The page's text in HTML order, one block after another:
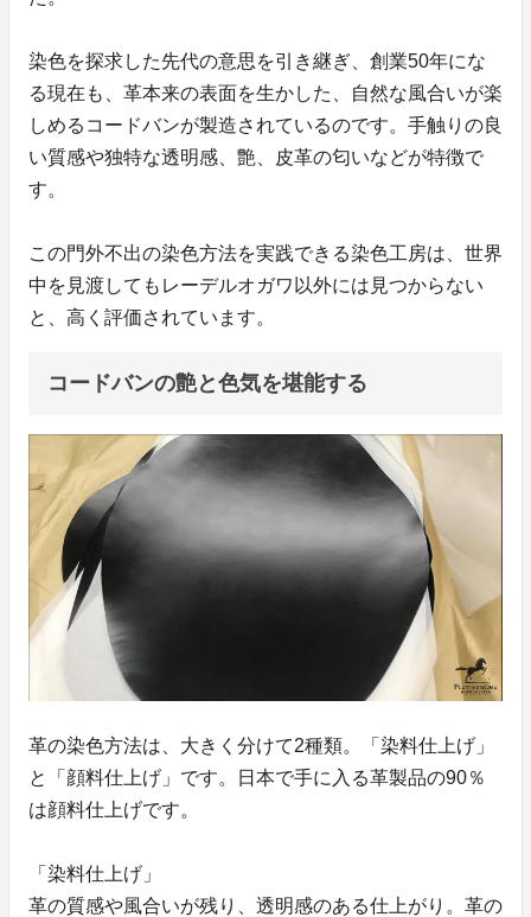
染色を探求した先代の意思を引き継ぎ、創業50年にな
る現在も、革本来の表面を生かした、自然な風合いが楽
しめるコードバンが製造されているのです。手触りの良
い質感や独特な透明感、艶、皮革の匂いなどが特徴で
す。
この門外不出の染色方法を実践できる染色工房は、世界
中を見渡してもレーデルオガワ以外には見つからない
と、高く評価されています。
コードバンの艶と色気を堪能する
革の染色方法は、大きく分けて2種類。「染料仕上げ」
と「顔料仕上げ」です。日本で手に入る革製品の90％
は顔料仕上げです。
「染料仕上げ」
革の質感や風合いが残り、透明感のある仕上がり。革の